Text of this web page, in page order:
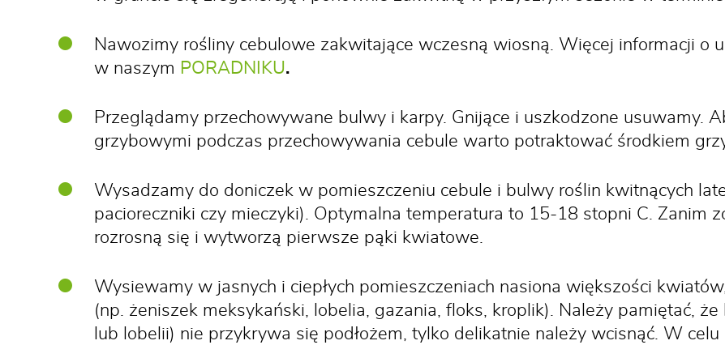
Nawozimy rośliny cebulowe zakwitające wczesną wiosną. Więcej informacji o
w naszym PORADNIKU.
Przeglądamy przechowywane bulwy i karpy. Gnijące i uszkodzone usuwamy.
grzybowymi podczas przechowywania cebule warto potraktować środkiem
Wysadzamy do doniczek w pomieszczeniu cebule i bulwy roślin kwitnących
pacioreczniki czy mieczyki). Optymalna temperatura to 15-18 stopni C. Zanim
rozrosną się i wytworzą pierwsze pąki kwiatowe.
Wysiewamy w jasnych i ciepłych pomieszczeniach nasiona większości
(np. żeniszek meksykański, lobelia, gazania, floks, kroplik). Należy pamiętać,
lub lobelii) nie przykrywa się podłożem, tylko delikatnie należy wcisnąć. W